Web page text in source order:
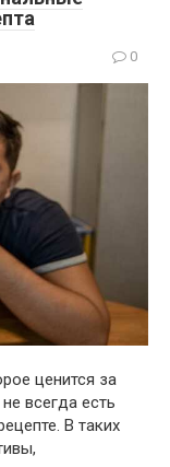
0
ценится за
всегда есть
В таких